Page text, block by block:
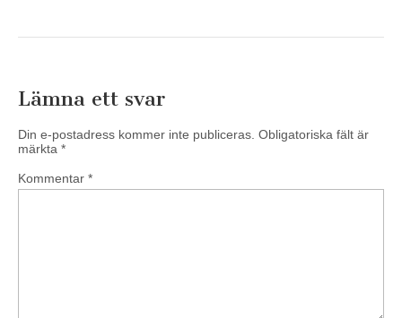
Lämna ett svar
Din e-postadress kommer inte publiceras. Obligatoriska fält är
märkta *
Kommentar *